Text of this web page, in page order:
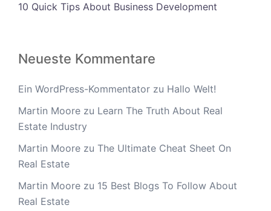
10 Quick Tips About Business Development
Neueste Kommentare
Ein WordPress-Kommentator zu Hallo Welt!
Martin Moore zu Learn The Truth About Real
Estate Industry
Martin Moore zu The Ultimate Cheat Sheet On
Real Estate
Martin Moore zu 15 Best Blogs To Follow About
Real Estate